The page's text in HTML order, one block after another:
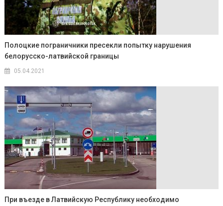
Полоцкие пограничники пресекли попытку нарушения
белорусско-латвийской границы
05.04.2021
При въезде в Латвийскую Республику необходимо